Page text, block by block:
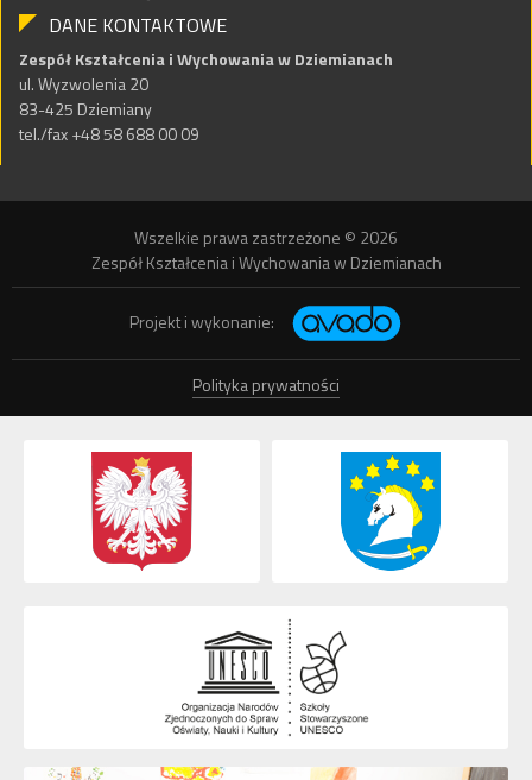
DANE KONTAKTOWE
Zespół Kształcenia i Wychowania w Dziemianach
ul. Wyzwolenia 20
83-425 Dziemiany
tel./fax +48 58 688 00 09
Wszelkie prawa zastrzeżone © 2026
Zespół Kształcenia i Wychowania w Dziemianach
Projekt i wykonanie:
Polityka prywatności